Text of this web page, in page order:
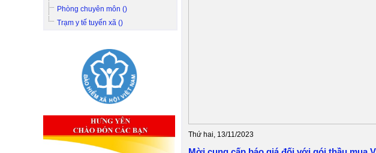
Phòng chuyên môn ()
Trạm y tế tuyến xã ()
Thứ hai, 13/11/2023